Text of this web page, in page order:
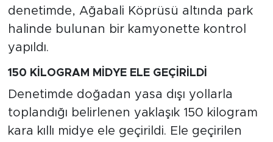
denetimde, Ağabali Köprüsü altında park
halinde bulunan bir kamyonette kontrol
yapıldı.
150 KİLOGRAM MİDYE ELE GEÇİRİLDİ
Denetimde doğadan yasa dışı yollarla
toplandığı belirlenen yaklaşık 150 kilogram
kara kıllı midye ele geçirildi. Ele geçirilen